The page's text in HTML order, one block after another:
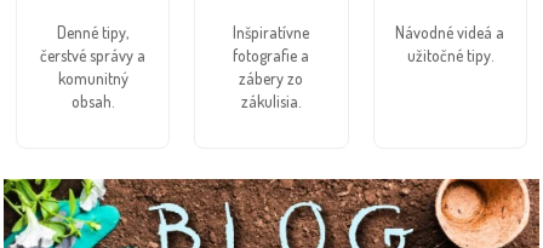
Denné tipy,
čerstvé správy a
komunitný
obsah.
Inšpiratívne
fotografie a
zábery zo
zákulisia.
Návodné videá a
užitočné tipy.